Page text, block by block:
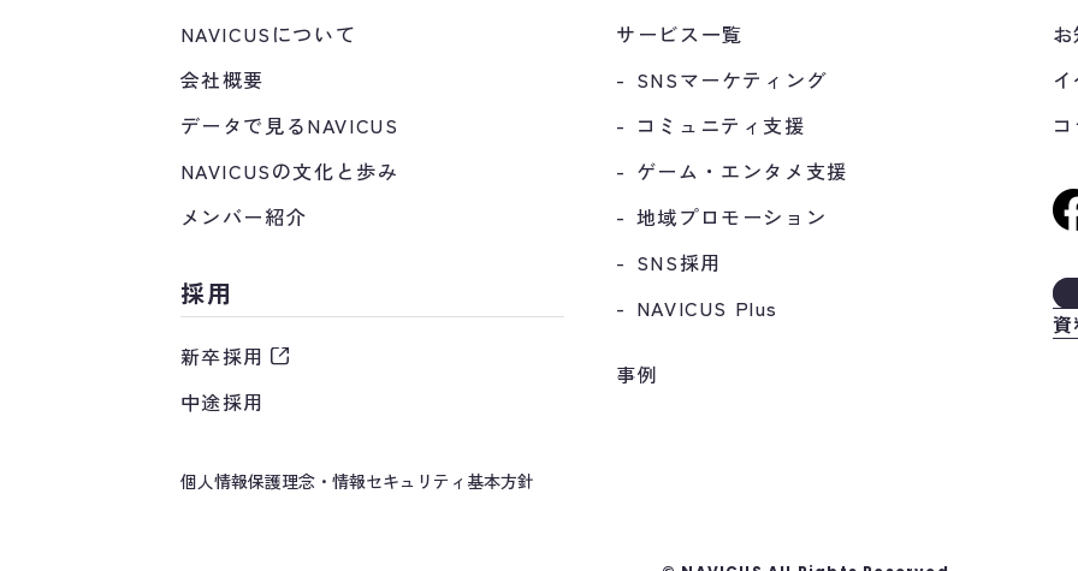
NAVICUSについて
会社概要
データで見るNAVICUS
NAVICUSの文化と歩み
メンバー紹介
採用
新卒採用
中途採用
サービス一覧
SNSマーケティング
コミュニティ支援
ゲーム・エンタメ支援
地域プロモーション
SNS採用
NAVICUS Plus
事例
個人情報保護理念・情報セキュリティ基本方針